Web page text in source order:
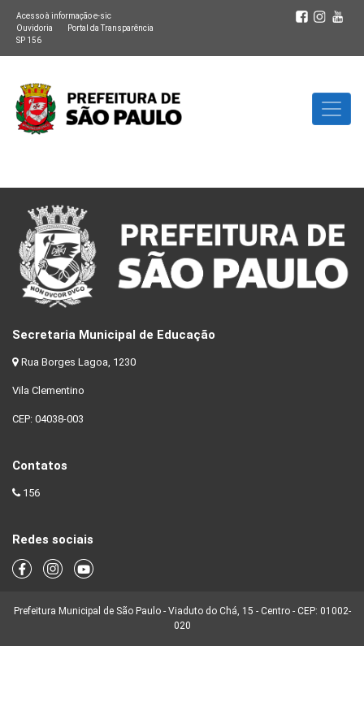
Acesso à informação e-sic
Ouvidoria
Portal da Transparência
SP 156
Secretaria Municipal de Educação
Rua Borges Lagoa, 1230
Vila Clementino
CEP: 04038-003
Contatos
156
Redes sociais
Prefeitura Municipal de São Paulo - Viaduto do Chá, 15 - Centro - CEP: 01002-
020